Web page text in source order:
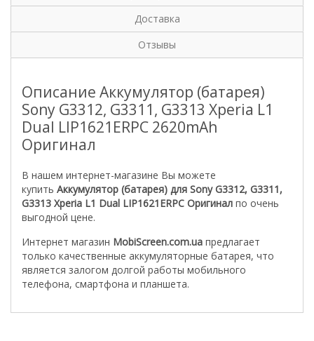
Доставка
Отзывы
Описание Аккумулятор (батарея)
Sony G3312, G3311, G3313 Xperia L1
Dual LIP1621ERPC 2620mAh
Оригинал
В нашем интернет-магазине Вы можете
купить Аккумулятор (батарея) для Sony G3312, G3311,
G3313 Xperia L1 Dual LIP1621ERPC Оригинал по очень
выгодной цене.
Интернет магазин MobiScreen.com.ua предлагает
только качественные аккумуляторные батарея, что
является залогом долгой работы мобильного
телефона, смартфона и планшета.